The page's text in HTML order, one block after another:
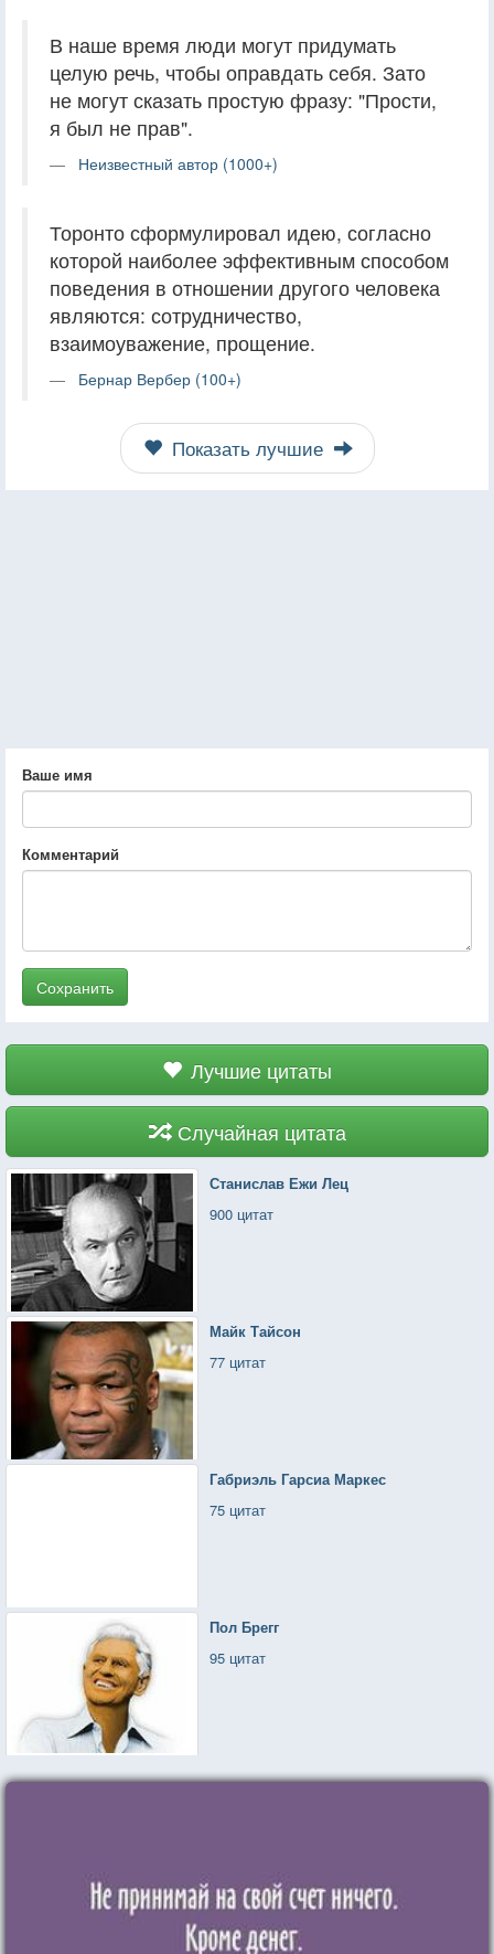
В наше время люди могут придумать
целую речь, чтобы оправдать себя. Зато
не могут сказать простую фразу: "Прости,
я был не прав".
Неизвестный автор (1000+)
Торонто сформулировал идею, согласно
которой наиболее эффективным способом
поведения в отношении другого человека
являются: сотрудничество,
взаимоуважение, прощение.
Бернар Вербер (100+)
Показать лучшие
Ваше имя
Комментарий
Сохранить
Лучшие цитаты
Случайная цитата
Станислав Ежи Лец
900 цитат
Майк Тайсон
77 цитат
Габриэль Гарсиа Маркес
75 цитат
Пол Брегг
95 цитат